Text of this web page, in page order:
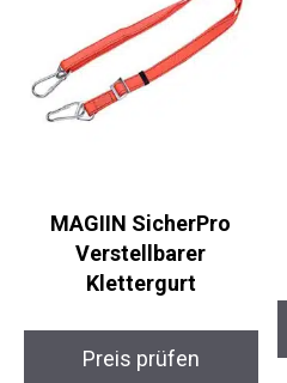
MAGIIN SicherPro
Verstellbarer
Klettergurt
Preis prüfen